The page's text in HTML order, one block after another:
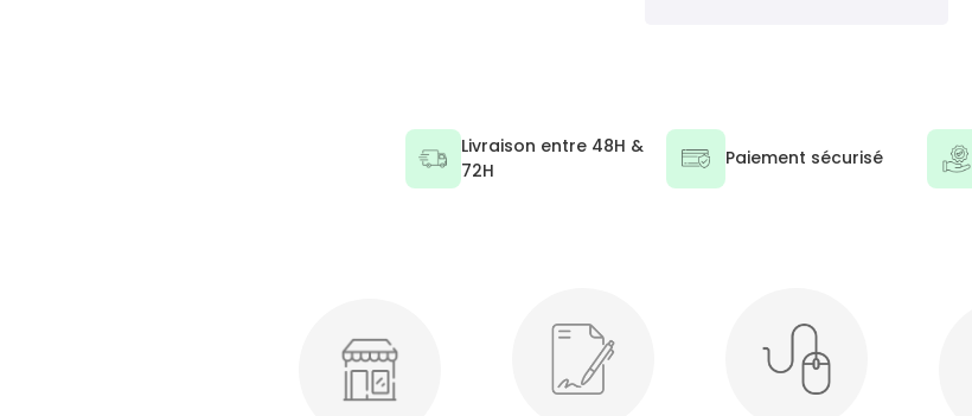
Livraison entre 48H &
72H
Paiement sécurisé